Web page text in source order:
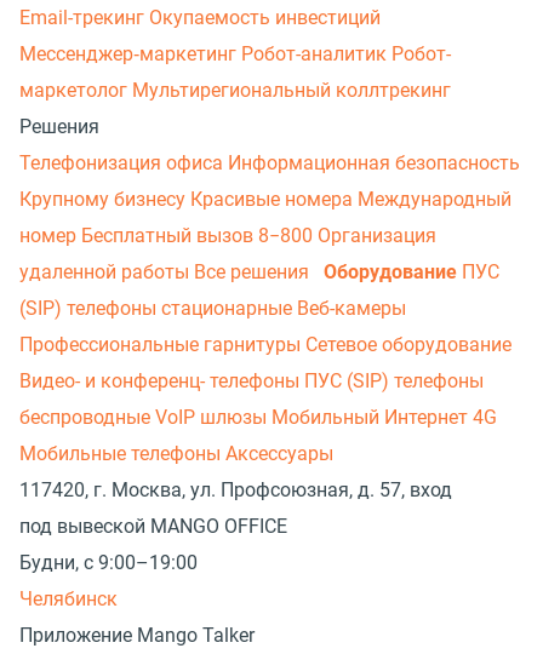
Email-трекинг Окупаемость инвестиций
Мессенджер‑маркетинг Робот-аналитик Робот-
маркетолог Мультирегиональный коллтрекинг
Решения
Телефонизация офиса Информационная безопасность
Крупному бизнесу Красивые номера Международный
номер Бесплатный вызов 8−800 Организация
удаленной работы Все решения Оборудование ПУС
(SIP) телефоны стационарные Веб-камеры
Профессиональные гарнитуры Сетевое оборудование
Видео- и конференц- телефоны ПУС (SIP) телефоны
беспроводные VoIP шлюзы Мобильный Интернет 4G
Мобильные телефоны Аксессуары
117420, г. Москва, ул. Профсоюзная, д. 57, вход
под вывеской MANGO OFFICE
Будни, с 9:00–19:00
Челябинск
Приложение Mango Talker